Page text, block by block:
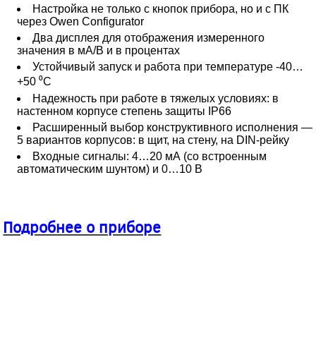
Настройка не только с кнопок прибора, но и с ПК
через Owen Configurator
Два дисплея для отображения измеренного
значения в мА/В и в процентах
Устойчивый запуск и работа при температуре -40…
+50 ⁰С
Надежность при работе в тяжелых условиях: в
настенном корпусе степень защиты IP66
Расширенный выбор конструктивного исполнения —
5 вариантов корпусов: в щит, на стену, на DIN-рейку
Входные сигналы: 4…20 мА (со встроенным
автоматическим шунтом) и 0…10 В
Подробнее о приборе